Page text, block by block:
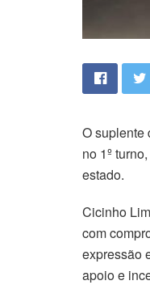
O suplente
no 1º
estado.
Cicinho
com
expressão
apoio e